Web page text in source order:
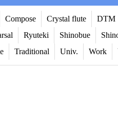
Compose Crystal flute DTM
Ryuteki Shinobue
Traditional Univ. Work